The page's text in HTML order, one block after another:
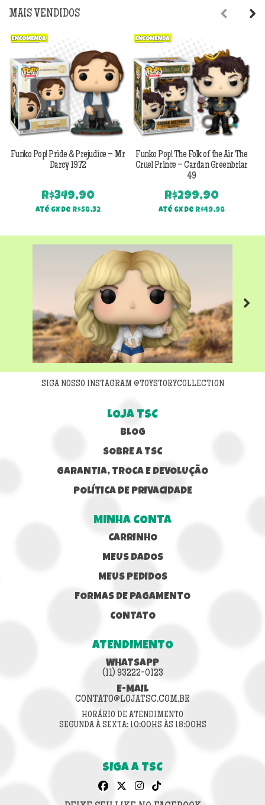
MAIS VENDIDOS
Funko Pop! Pride & Prejudice – Mr
Darcy 1972
R$349,90
Até 6x de R$58,32
Funko Pop! The Folk of the Air The
Cruel Prince – Cardan Greenbriar
49
R$299,90
Até 6x de R$49,98
Next
SIGA NOSSO INSTAGRAM @TOYSTORYCOLLECTION
LOJA TSC
BLOG
SOBRE A TSC
GARANTIA, TROCA E DEVOLUÇÃO
POLÍTICA DE PRIVACIDADE
MINHA CONTA
CARRINHO
MEUS DADOS
MEUS PEDIDOS
FORMAS DE PAGAMENTO
CONTATO
ATENDIMENTO
WHATSAPP
(11) 93222-0123
E-MAIL
CONTATO@LOJATSC.COM.BR
HORÁRIO DE ATENDIMENTO
SEGUNDA À SEXTA: 10:00HS ÀS 18:00HS
SIGA A TSC